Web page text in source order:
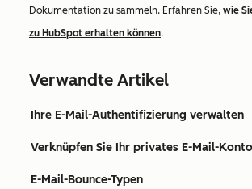
Dokumentation zu sammeln. Erfahren Sie, wie
zu HubSpot erhalten können.
Verwandte Artikel
Ihre E-Mail-Authentifizierung verwalten
Verknüpfen Sie Ihr privates E-Mail-
E-Mail-Bounce-Typen